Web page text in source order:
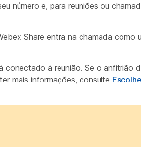
número e, para reuniões ou
Share entra na chamada como
à reunião. Se o anfitrião
mais informações, consulte